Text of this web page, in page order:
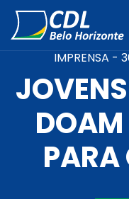
IMPRENSA -
DOAM